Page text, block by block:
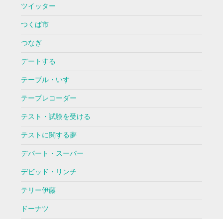
ツイッター
つくば市
つなぎ
デートする
テーブル・いす
テープレコーダー
テスト・試験を受ける
テストに関する夢
デパート・スーパー
デビッド・リンチ
テリー伊藤
ドーナツ